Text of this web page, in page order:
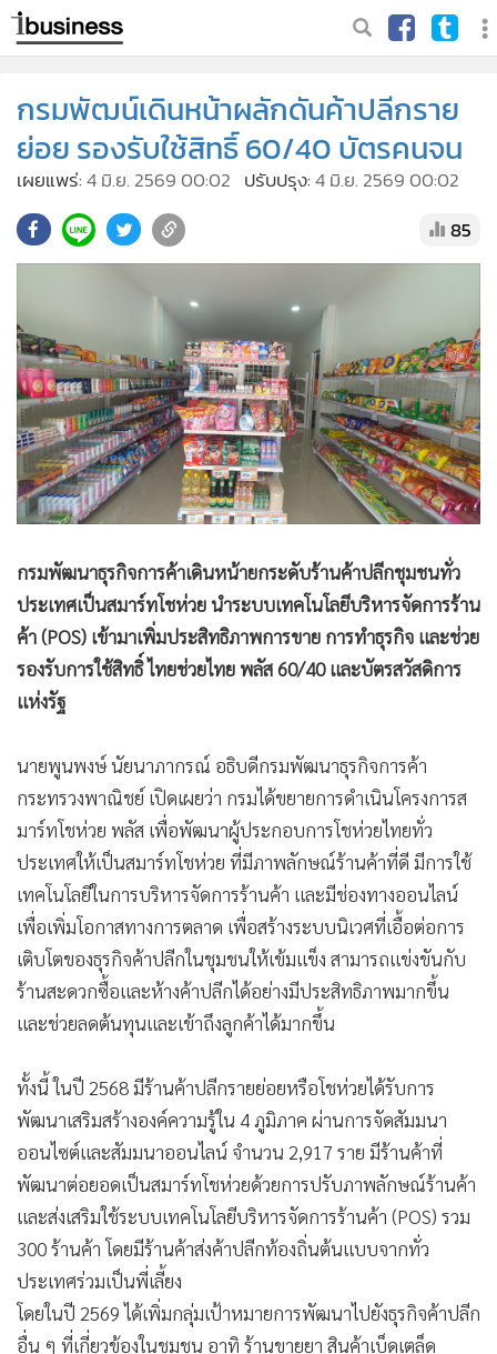
กรมพัฒน์เดินหน้าผลักดันค้าปลีกราย
ย่อย รองรับใช้สิทธิ์ 60/40 บัตรคนจน
เผยแพร่:4 มิ.ย. 2569 00:02 ปรับปรุง:4 มิ.ย. 2569 00:02
85
กรมพัฒนาธุรกิจการค้าเดินหน้ายกระดับร้านค้าปลีกชุมชนทั่ว
ประเทศเป็นสมาร์ทโชห่วย นำระบบเทคโนโลยีบริหารจัดการร้าน
ค้า (POS) เข้ามาเพิ่มประสิทธิภาพการขาย การทำธุรกิจ และช่วย
รองรับการใช้สิทธิ์ ไทยช่วยไทย พลัส 60/40 และบัตรสวัสดิการ
แห่งรัฐ
นายพูนพงษ์ นัยนาภากรณ์ อธิบดีกรมพัฒนาธุรกิจการค้า
กระทรวงพาณิชย์ เปิดเผยว่า กรมได้ขยายการดำเนินโครงการส
มาร์ทโชห่วย พลัส เพื่อพัฒนาผู้ประกอบการโชห่วยไทยทั่ว
ประเทศให้เป็นสมาร์ทโชห่วย ที่มีภาพลักษณ์ร้านค้าที่ดี มีการใช้
เทคโนโลยีในการบริหารจัดการร้านค้า และมีช่องทางออนไลน์
เพื่อเพิ่มโอกาสทางการตลาด เพื่อสร้างระบบนิเวศที่เอื้อต่อการ
เติบโตของธุรกิจค้าปลีกในชุมชนให้เข้มแข็ง สามารถแข่งขันกับ
ร้านสะดวกซื้อและห้างค้าปลีกได้อย่างมีประสิทธิภาพมากขึ้น
และช่วยลดต้นทุนและเข้าถึงลูกค้าได้มากขึ้น
ทั้งนี้ ในปี 2568 มีร้านค้าปลีกรายย่อยหรือโชห่วยได้รับการ
พัฒนาเสริมสร้างองค์ความรู้ใน 4 ภูมิภาค ผ่านการจัดสัมมนา
ออนไซต์และสัมมนาออนไลน์ จำนวน 2,917 ราย มีร้านค้าที่
พัฒนาต่อยอดเป็นสมาร์ทโชห่วยด้วยการปรับภาพลักษณ์ร้านค้า
และส่งเสริมใช้ระบบเทคโนโลยีบริหารจัดการร้านค้า (POS) รวม
300 ร้านค้า โดยมีร้านค้าส่งค้าปลีกท้องถิ่นต้นแบบจากทั่ว
ประเทศร่วมเป็นพี่เลี้ยง
โดยในปี 2569 ได้เพิ่มกลุ่มเป้าหมายการพัฒนาไปยังธุรกิจค้าปลีก
อื่น ๆ ที่เกี่ยวข้องในชุมชน อาทิ ร้านขายยา สินค้าเบ็ดเตล็ด